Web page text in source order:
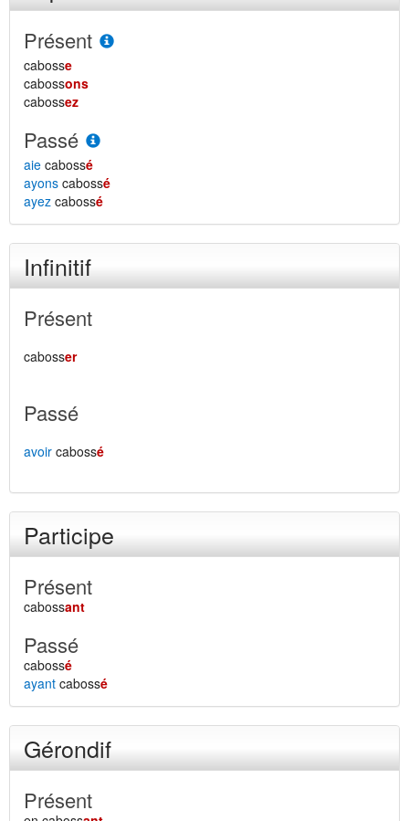
Présent
cabosse
cabossons
cabossez
Passé
aie cabossé
ayons cabossé
ayez cabossé
Infinitif
Présent
cabosser
Passé
avoir cabossé
Participe
Présent
cabossant
Passé
cabossé
ayant cabossé
Gérondif
Présent